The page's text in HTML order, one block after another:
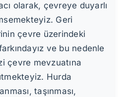
olarak, çevreye duyarlı
Geri
çevre üzerindeki
ve bu nedenle
çevre mevzuatına
Hurda
taşınması,